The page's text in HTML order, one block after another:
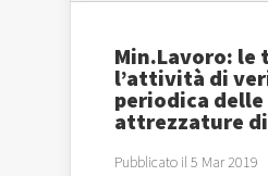
Min.Lavoro: le
l’attività di
periodica delle
attrezzature
Pubblicato il 5 Mar 2019